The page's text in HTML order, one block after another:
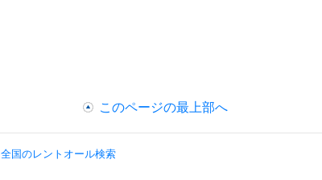
このページの最上部へ
全国のレントオール検索